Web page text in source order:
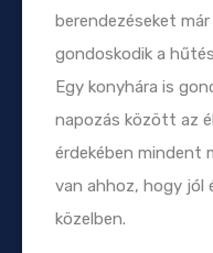
berendezéseket
gondoskodik a
Egy konyhára is
napozás között az
érdekében mindent
van ahhoz, hogy jól
közelben.